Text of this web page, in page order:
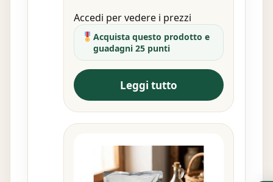
Accedi per vedere i prezzi
Acquista questo prodotto e
guadagni 25 punti
Leggi tutto